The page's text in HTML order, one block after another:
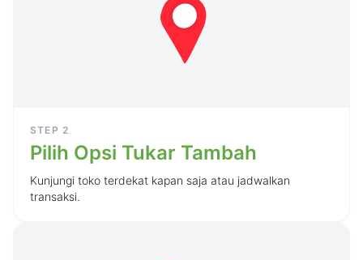
STEP 2
Pilih Opsi Tukar Tambah
Kunjungi toko terdekat kapan saja atau jadwalkan
transaksi.